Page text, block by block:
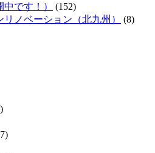
です！）
(152)
ノベーション（北九州）
(8)